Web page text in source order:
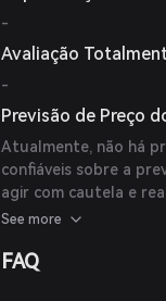
-
Avaliação
-
Previsão de Preço
Atualmente, não há
confiáveis sobre a
agir com cautela e
de investimento.
See more
FAQ